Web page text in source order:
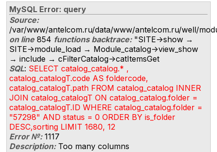
MySQL Error: query
Source:
/var/www/antelcom.ru/data/www/antelcom.ru/well/
on line854 functions backtrace:"SITE->show →
SITE->module_load → Module_catalog->view_show
→ include → cFilterCatalog->catItemsGet
SQL: SELECT catalog_catalog.* ,
catalog_catalogT.code AS foldercode,
catalog_catalogT.path FROM catalog_catalog INNER
JOIN catalog_catalogT ON catalog_catalog.folder =
catalog_catalogT.ID WHERE catalog_catalog.folder =
"57298" AND status = 0 ORDER BY is_folder
DESC,sorting LIMIT 1680, 12
Error №:1117
Description:Too many columns